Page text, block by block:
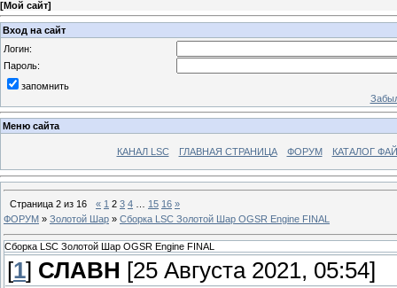
[Мой сайт]
Вход на сайт
Логин:
Пароль:
запомнить
Меню сайта
КАНАЛ LSC ГЛАВНАЯ СТРАНИЦА ФОРУМ КАТАЛОГ
Страница 2 из 16 « 1 2 3 4 15 16 »
ФОРУМ » Золотой Шар » Сборка LSC Золотой Шар OGSR Engine FINAL
Сборка LSC Золотой Шар OGSR Engine FINAL
[1] СЛАВН [25 Августа 2021, 05:54]